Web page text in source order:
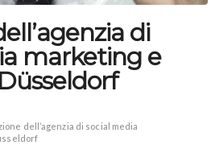
di
marketing e
dell’agenzia di social media